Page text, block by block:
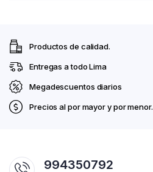
Productos de calidad.
Entregas a todo Lima
Megadescuentos diarios
Precios al por mayor y por menor.
994350792